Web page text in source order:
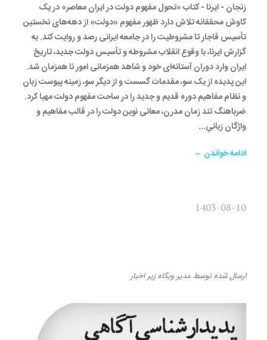
زنجان - ایرنا - کتاب «تحول مفهوم دولت در ایران معاصر» در یک
کاوش محققانه تلاش دارد ظهور مفهوم «دولت» از دهه‌های نخستین
تأسیس قاجار تا مشروطیت را در جامعه ایرانی رصد و روایت کند. به
گزارش ایرنا، با وقوع انقلاب مشروطه و تأسیس دولت جدید، تاریخ
ایران وارد دوران آستانه‌ای خود و شاهد همزمانی امور نا همزمان شد.
این پدیده از یک سو، مقدمات گسست و از دیگر سو، زمینه پیوست زبان
و نظام مفاهیم دوره قدیم و جدید را در ساحت مفهوم دولت مهیا کرد.
ضرباهنگ تند زمان مدرن، معانی نوین دولت را در قالب مفاهیم و
واژگان زبانیِ...
ادامه خواندن ←
1403-08-10
ارسال شدهتوسط مدیر وبگاه زیراخبار